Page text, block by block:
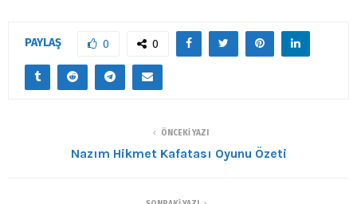
PAYLAŞ 0 0
ÖNCEKI YAZI
Nazım Hikmet Kafatası Oyunu Özeti